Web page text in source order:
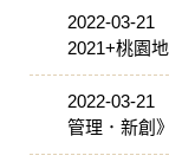
2022-03-21
2021+桃園
2022-03-21
管理．新創